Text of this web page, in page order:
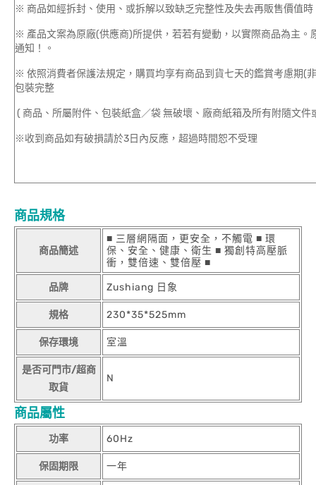
※ 商品如經拆封、使用、或拆解以致缺乏完整性及失去再販售價值
※ 產品文案為原廠(供應商)所提供，若若有變動，以實際商品為主。
通知！。
※ 依照消費者保護法規定，購買均享有商品到貨七天的鑑賞考慮期(
包裝完整
( 商品、所屬附件、包裝紙盒／袋 無破壞、廠商紙箱及所有附隨文
※收到商品如有破損請於3日內反應，超過時間恕不受理
商品規格
商品簡述
■ 三層網隔面，更安全，不觸電 ■ 環
保、安全、健康、衛生 ■ 獨創特高壓脈
衝，雙倍速、雙倍壓 ■
品牌 Zushiang 日象
規格 230*35*525mm
保存環境 室溫
是否可門市/超商
取貨
N
商品屬性
功率 60Hz
保固期限 一年